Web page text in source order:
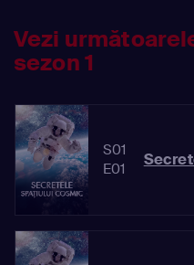
Vezi
sezon 1
S01
E01